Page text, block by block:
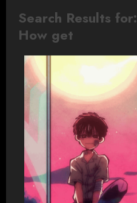
Search Results for:
How get